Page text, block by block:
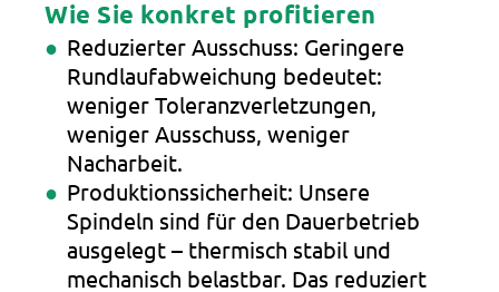
Wie Sie konkret profitieren
Reduzierter Ausschuss: Geringere
Rundlaufabweichung bedeutet:
weniger Toleranzverletzungen,
weniger Ausschuss, weniger
Nacharbeit.
Produktionssicherheit: Unsere
Spindeln sind für den Dauerbetrieb
ausgelegt – thermisch stabil und
mechanisch belastbar. Das reduziert